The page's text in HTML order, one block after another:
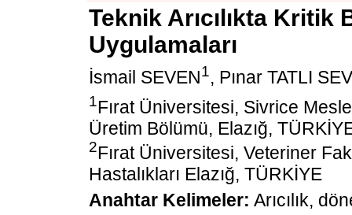
Teknik Arıcılıkta Kritik
Uygulamaları
İsmail SEVEN1, Pınar TATLI
1Fırat Üniversitesi, Sivrice
Üretim Bölümü, Elazığ,
2Fırat Üniversitesi, Veteriner
Hastalıkları Elazığ, TÜRKİYE
Anahtar Kelimeler: Arıcılık,